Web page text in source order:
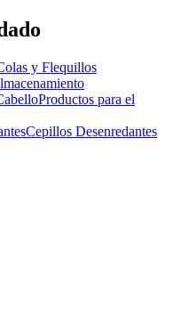
y Flequillos
Productos para el
Cepillos Desenredantes